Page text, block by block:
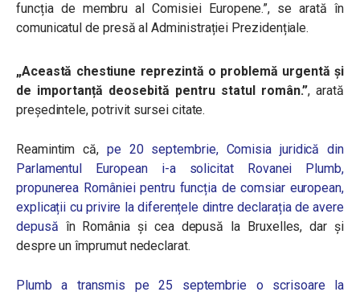
funcția de membru al Comisiei Europene.”, se arată în
comunicatul de presă al Administrației Prezidențiale.
„Această chestiune reprezintă o problemă urgentă și
de importanță deosebită pentru statul român.”, arată
președintele, potrivit sursei citate.
Reamintim că, pe 20 septembrie, Comisia juridică din
Parlamentul European i-a solicitat Rovanei Plumb,
propunerea României pentru funcția de comsiar european,
explicații cu privire la diferențele dintre declarația de avere
depusă în România și cea depusă la Bruxelles, dar și
despre un împrumut nedeclarat.
Plumb a transmis pe 25 septembrie o scrisoare la